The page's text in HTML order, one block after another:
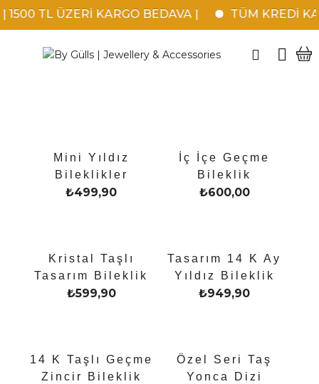
TL ÜZERİ KARGO BEDAVA | TÜM KREDİ
Mini Yıldız
Bileklikler
₺499,90
İç İçe Geçme
Bileklik
₺600,00
Kristal Taşlı
Tasarım Bileklik
₺599,90
Tasarım 14 K Ay
Yıldız Bileklik
₺949,90
14 K Taşlı Geçme
Zincir Bileklik
Özel Seri Taş
Yonca Dizi